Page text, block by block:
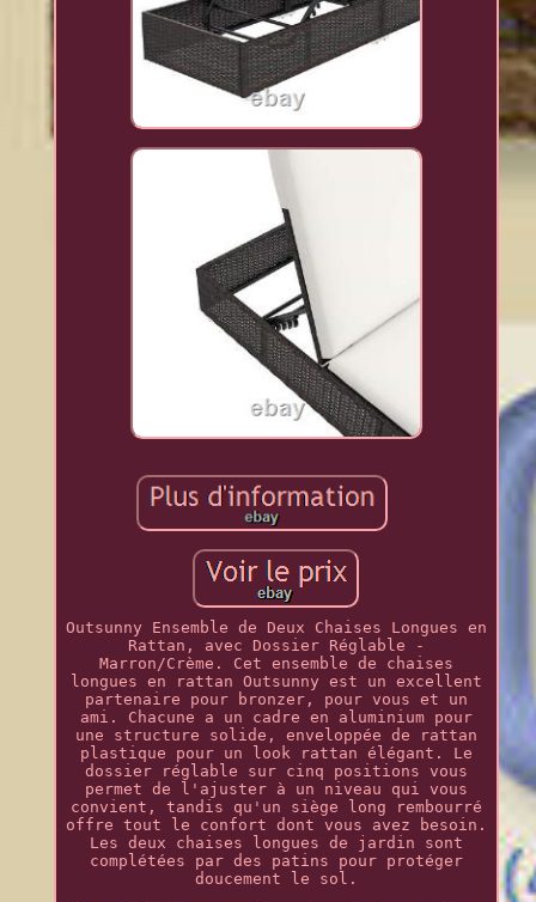
Outsunny Ensemble de Deux Chaises Longues en
Rattan, avec Dossier Réglable -
Marron/Crème. Cet ensemble de chaises
longues en rattan Outsunny est un excellent
partenaire pour bronzer, pour vous et un
ami. Chacune a un cadre en aluminium pour
une structure solide, enveloppée de rattan
plastique pour un look rattan élégant. Le
dossier réglable sur cinq positions vous
permet de l'ajuster à un niveau qui vous
convient, tandis qu'un siège long rembourré
offre tout le confort dont vous avez besoin.
Les deux chaises longues de jardin sont
complétées par des patins pour protéger
doucement le sol.